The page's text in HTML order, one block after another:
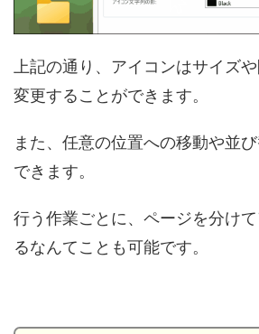
上記の通り、アイコンはサイズ
変更することができます。
また、任意の位置への移動や並
できます。
行う作業ごとに、ページを分け
るなんてことも可能です。